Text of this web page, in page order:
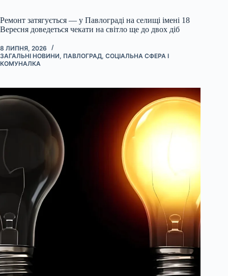
Ремонт затягується — у Павлограді на селищі імені 18
Вересня доведеться чекати на світло ще до двох діб
8 ЛИПНЯ, 2026
ЗАГАЛЬНІ НОВИНИ, ПАВЛОГРАД, СОЦІАЛЬНА СФЕРА І
КОМУНАЛКА